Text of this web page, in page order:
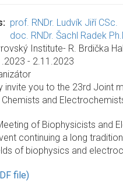
prof. RNDr. Ludvík Jiří CSc.
doc. RNDr. Šachl Radek
Institute- R. Brdička
- 2.11.2023
invite you to the 23rd Joint
and
of Biophysicists and
continuing a long
of biophysics and
file)